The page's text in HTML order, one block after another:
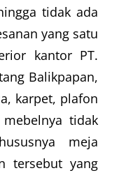
tidak ada
yang satu
kantor PT.
Balikpapan,
karpet, plafon
tidak
meja
tersebut yang